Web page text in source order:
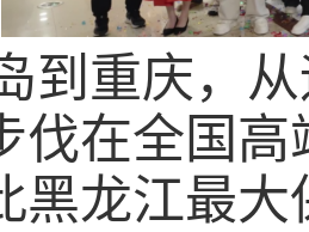
到重庆，
伐在全国
黑龙江最